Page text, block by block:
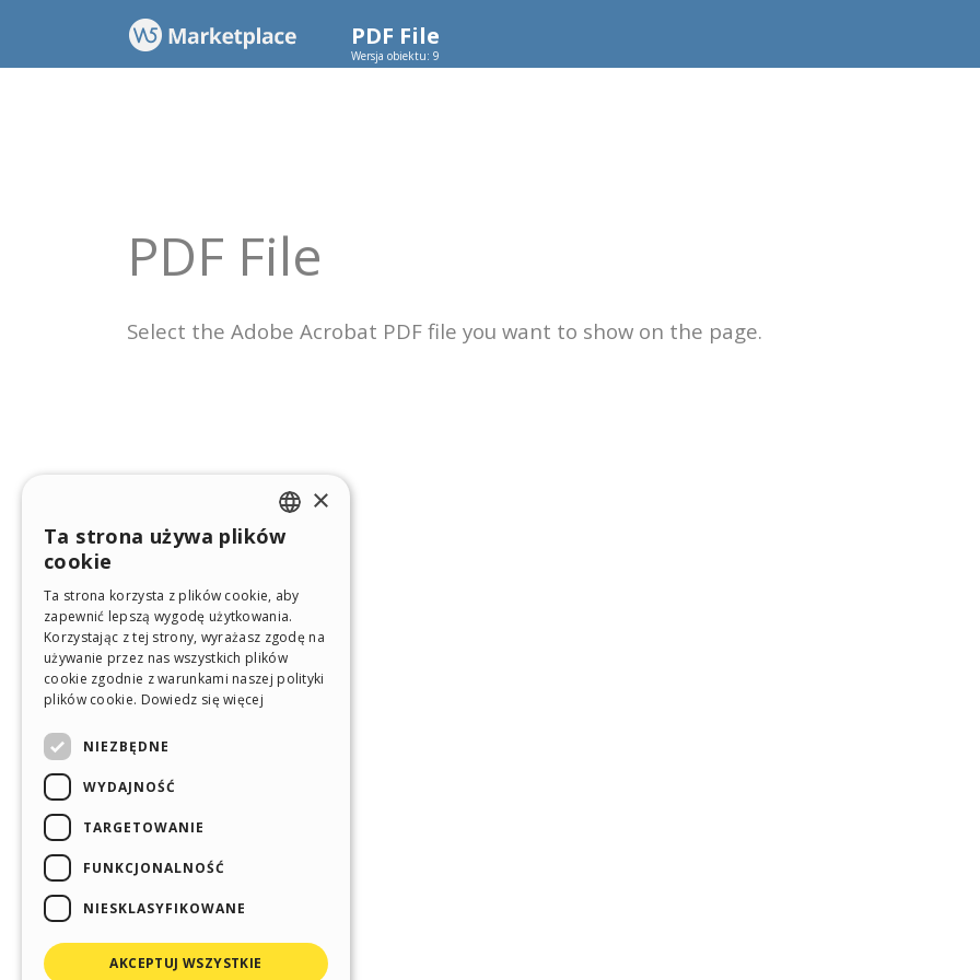
PDF File
Wersja obiektu: 9
ENGLISH
GERMAN
SPANISH
PORTUGUESE
×
Ta strona używa plików
cookie
Ta strona korzysta z plików cookie, aby
zapewnić lepszą wygodę użytkowania.
Korzystając z tej strony, wyrażasz zgodę na
używanie przez nas wszystkich plików
cookie zgodnie z warunkami naszej polityki
plików cookie. Dowiedz się więcej
NIEZBĘDNE
WYDAJNOŚĆ
TARGETOWANIE
FUNKCJONALNOŚĆ
NIESKLASYFIKOWANE
AKCEPTUJ WSZYSTKIE